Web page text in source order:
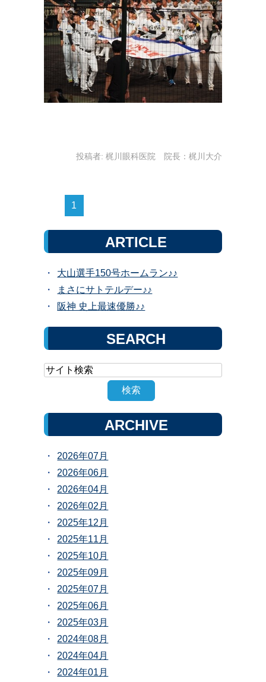
投稿者: 梶川眼科医院 院長：梶川大介
1
ARTICLE
大山選手150号ホームラン♪♪
まさにサトテルデー♪♪
阪神 史上最速優勝♪♪
SEARCH
ARCHIVE
2026年07月
2026年06月
2026年04月
2026年02月
2025年12月
2025年11月
2025年10月
2025年09月
2025年07月
2025年06月
2025年03月
2024年08月
2024年04月
2024年01月